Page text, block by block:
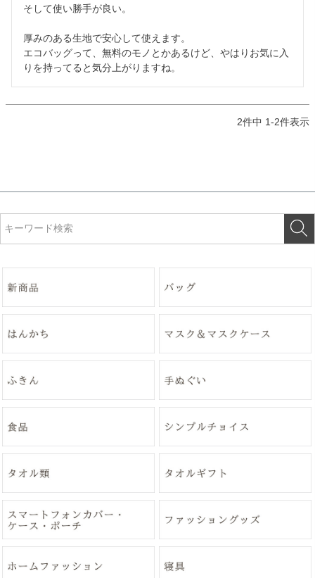
そして使い勝手が良い。
厚みのある生地で安心して使えます。
エコバッグって、無料のモノとかあるけど、やはりお気に入
りを持ってると気分上がりますね。
2件中 1-2件表示